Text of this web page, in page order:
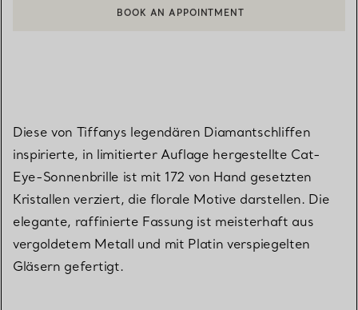
EINEN KUNDENBERATER KONTAKTIEREN ODER EINEN
BOOK AN APPOINTMENT
Diese von Tiffanys legendären Diamantschliffen
inspirierte, in limitierter Auflage hergestellte Cat-
Eye-Sonnenbrille ist mit 172 von Hand gesetzten
Kristallen verziert, die florale Motive darstellen. Die
elegante, raffinierte Fassung ist meisterhaft aus
vergoldetem Metall und mit Platin verspiegelten
Gläsern gefertigt.